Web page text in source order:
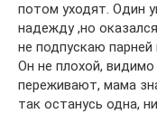
потом уходят. Один
надежду ,но
не подпускаю парней
Он не плохой,
переживают, мама
так останусь одна,